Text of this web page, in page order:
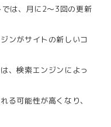
では、月に2〜3回の更新
ンがサイトの新しいコ
、検索エンジンによっ
る可能性が高くなり、